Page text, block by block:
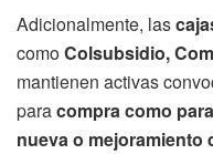
Adicionalmente, las
comoColsubsidio,
mantienen activas
paracompra como
nueva o mejoramiento